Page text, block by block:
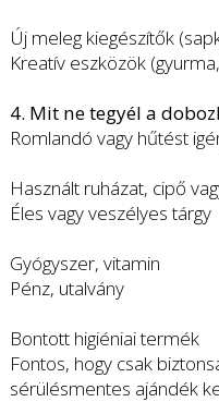
Új meleg kiegészítők
Kreatív eszközök
4. Mit ne tegyél a
Romlandó vagy hűtést
Használt ruházat, cipő
Éles vagy veszélyes tárgy
Gyógyszer, vitamin
Pénz, utalvány
Bontott higiéniai termék
Fontos, hogy csak
sérülésmentes ajándék